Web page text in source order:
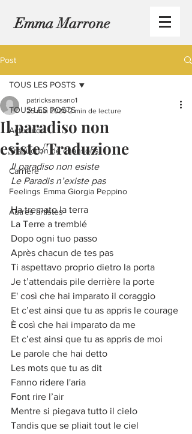
Emma Marrone
Post
TOUS LES POSTS
Actualités
Traduction de chansons
Carrière
Feelings Emma Giorgia Peppino
Autres artistes
TOUS LES POSTS
Il paradiso non
esiste/Traduzione
patricksansano1
25 mai 2020 2 min de lecture
Il paradiso non esiste
Le Paradis n’existe pas
Ha tremato la terra
La Terre a tremblé
Dopo ogni tuo passo
Après chacun de tes pas
Ti aspettavo proprio dietro la porta
Je t’attendais pile derrière la porte
E' così che hai imparato il coraggio
Et c’est ainsi que tu as appris le courage
È così che hai imparato da me
Et c’est ainsi que tu as appris de moi
Le parole che hai detto
Les mots que tu as dit
Fanno ridere l'aria
Font rire l’air
Mentre si piegava tutto il cielo
Tandis que se pliait tout le ciel